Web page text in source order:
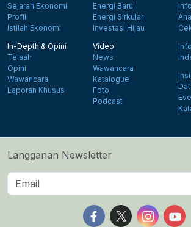
Sejarah Ekonomi
Profil
Istilah Ekonomi
Energi Baru
Energi Sirkular
Investasi Hijau
In-Depth & Opini
Telaah
Opini
Wawancara
Laporan Khusus
Video
News
Wawancara
Katalogue
Foto
Podcast
Info
Langganan Newsletter
Follow us on
Follow us on
Follow